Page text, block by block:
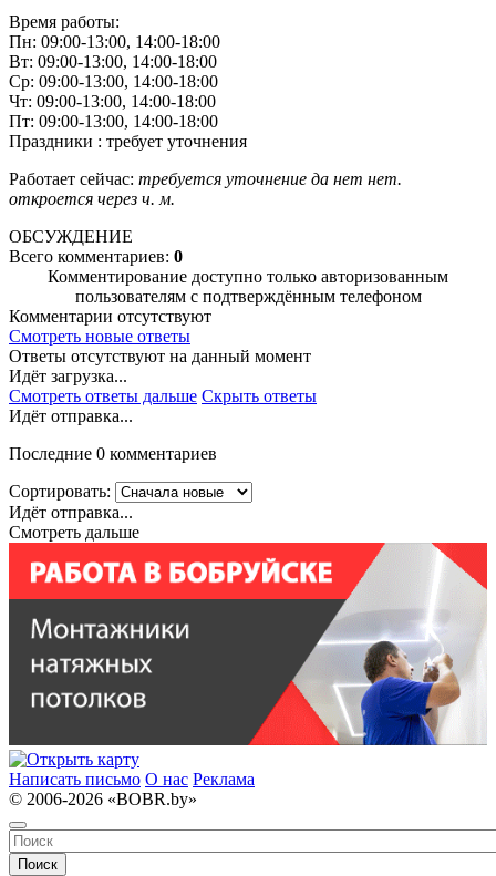
Время работы:
Пн: 09:00-13:00, 14:00-18:00
Вт: 09:00-13:00, 14:00-18:00
Ср: 09:00-13:00, 14:00-18:00
Чт: 09:00-13:00, 14:00-18:00
Пт: 09:00-13:00, 14:00-18:00
Праздники : требует уточнения
Работает сейчас: требуется уточнение да нет нет.
откроется через ч. м.
ОБСУЖДЕНИЕ
Всего комментариев: 0
Комментирование доступно только авторизованным
пользователям с подтверждённым телефоном
Комментарии отсутствуют
Смотреть новые ответы
Ответы отсутствуют на данный момент
Идёт загрузка...
Смотреть ответы дальше Скрыть ответы
Идёт отправка...
Последние 0 комментариев
Сортировать:
Идёт отправка...
Смотреть дальше
Написать письмо О нас Реклама
© 2006-2026 «BOBR.by»
Поиск